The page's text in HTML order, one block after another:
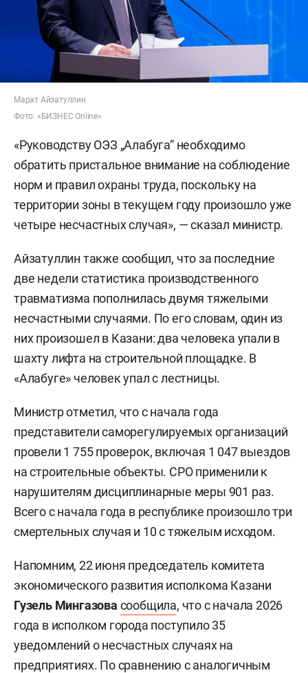
Марат Айзатуллин
Фото: «БИЗНЕС Online»
«Руководству ОЭЗ „Алабуга“ необходимо
обратить пристальное внимание на соблюдение
норм и правил охраны труда, поскольку на
территории зоны в текущем году произошло уже
четыре несчастных случая», — сказал министр.
Айзатуллин также сообщил, что за последние
две недели статистика производственного
травматизма пополнилась двумя тяжелыми
несчастными случаями. По его словам, один из
них произошел в Казани: два человека упали в
шахту лифта на строительной площадке. В
«Алабуге» человек упал с лестницы.
Министр отметил, что с начала года
представители саморегулируемых организаций
провели 1 755 проверок, включая 1 047 выездов
на строительные объекты. СРО применили к
нарушителям дисциплинарные меры 901 раз.
Всего с начала года в республике произошло три
смертельных случая и 10 с тяжелым исходом.
Напомним, 22 июня председатель комитета
экономического развития исполкома Казани
Гузель Мингазова сообщила, что с начала 2026
года в исполком города поступило 35
уведомлений о несчастных случаях на
предприятиях. По сравнению с аналогичным